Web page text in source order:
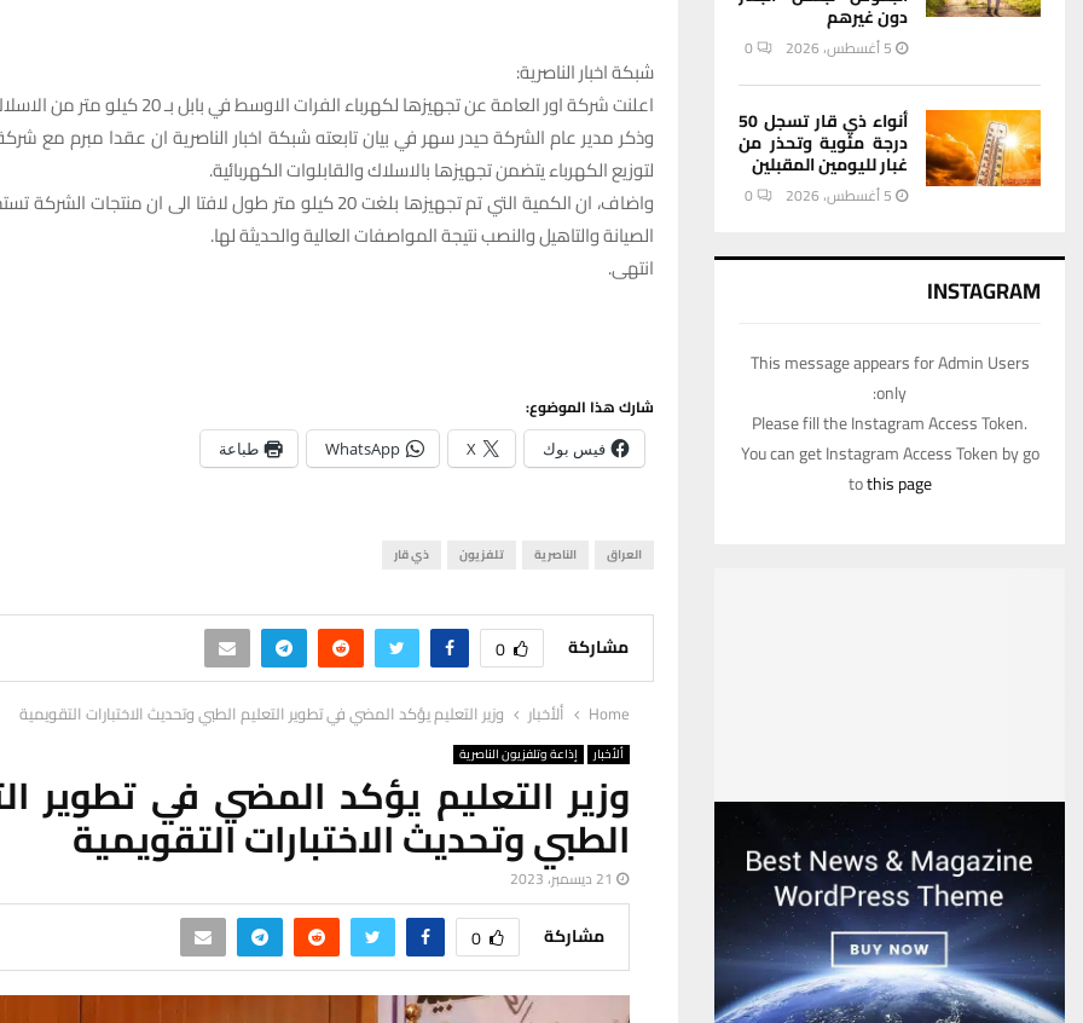
شبكة اخبار الناصرية:
اعلنت شركة اور العامة عن تجهيزها لكهرباء الفرات الاوسط في بابل بـ 20 كيلو متر من الاسلاك.
وذكر مدير عام الشركة حيدر سهر في بيان تابعته شبكة اخبار الناصرية ان عقدا مبرم مع
لتوزيع الكهرباء يتضمن تجهيزها بالاسلاك والقابلوات الكهربائية.
واضاف، ان الكمية التي تم تجهيزها بلغت 20 كيلو متر طول لافتا الى ان
الصيانة والتاهيل والنصب نتيجة المواصفات العالية والحديثة لها.
انتهى.
شارك هذا الموضوع:
فيس بوك X
WhatsApp طباعة
العراق الناصرية تلفزيون ذي قار
مشاركة 0
Home ألأخبار وزير التعليم يؤكد المضي في تطوير التعليم الطبي وتحديث الاختبارات التقويمية
ألأخبار إذاعة وتلفزيون الناصرية
وزير التعليم يؤكد المضي في تطوير
الطبي وتحديث الاختبارات التقويمية
21 ديسمبر، 2023
مشاركة 0
دون غيرهم
5 أغسطس، 2026 0
أنواء ذي قار تسجل 50
درجة مئوية وتحذر من
غبار لليومين المقبلين
5 أغسطس، 2026 0
INSTAGRAM
This message appears for Admin Users
only:
Please fill the Instagram Access Token.
You can get Instagram Access Token by go
tothis page